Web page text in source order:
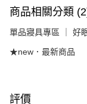
商品相關分類
單品寢具專區 ｜ 好
★new．最新商品
評價